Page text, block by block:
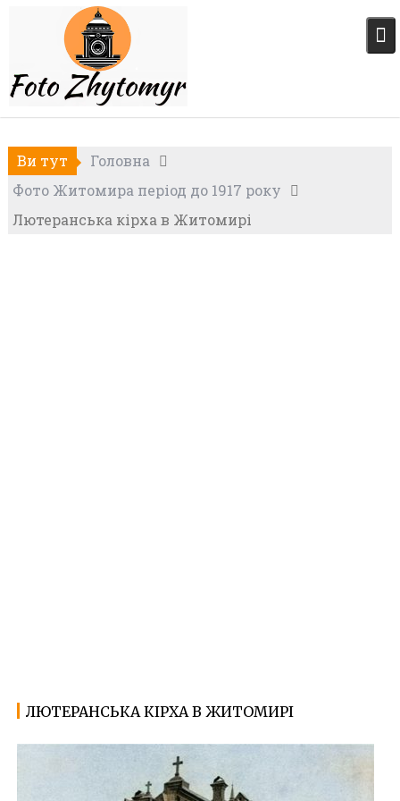
Ви тут
Головна
Фото Житомира період до 1917 року
Лютеранська кірха в Житомирі
04.09.2022
Ф
Ж
ЛЮТЕРАНСЬКА КІРХА В ЖИТОМИРІ